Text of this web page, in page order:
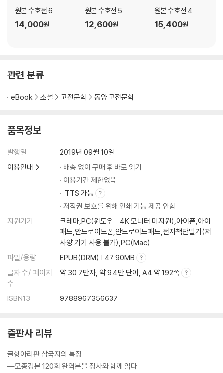
원본 수호전 6
14,000원
원본 수호전 5
12,600원
원본 수호전 4
15,400원
관련 분류
eBook 소설 고전문학 동양 고전문학
품목정보
발행일
2019년 09월 10일
이용안내
배송 없이 구매 후 바로 읽기
이용기간 제한없음
TTS 가능
저작권 보호를 위해 인쇄 기능 제공 안함
지원기기
크레마,PC(윈도우 - 4K 모니터 미지원),아이폰,아이
패드,안드로이드폰,안드로이드패드,전자책단말기(저
사양 기기 사용 불가),PC(Mac)
파일/용량
EPUB(DRM) | 47.90MB
글자 수/ 페이지
수
약 30.7만자, 약 9.4만 단어, A4 약 192쪽
ISBN13 9788967356637
출판사 리뷰
글항아리판 삼국지의 특징
―모종강본 120회 완역본을 정사와 함께 읽다